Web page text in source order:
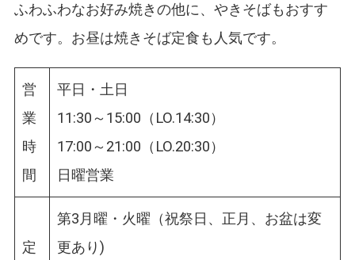
ふわふわなお好み焼きの他に、やきそばもおすす
めです。お昼は焼きそば定食も人気です。
営
業
時
間
平日・土日
11:30～15:00（LO.14:30）
17:00～21:00（LO.20:30）
日曜営業
定
第3月曜・火曜（祝祭日、正月、お盆は変
更あり)